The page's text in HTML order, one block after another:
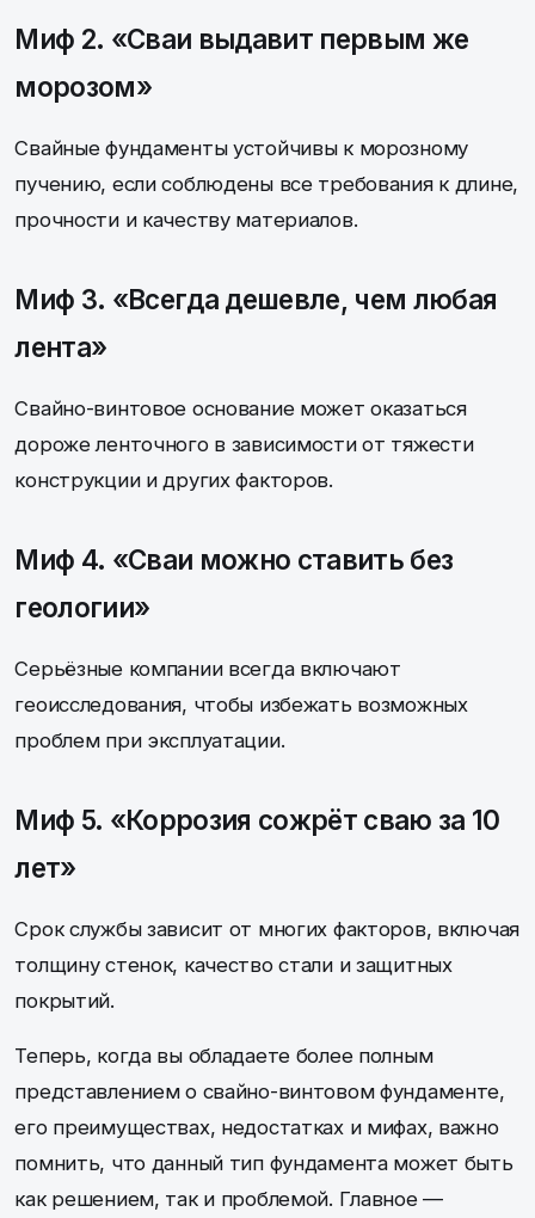
Миф 2. «Сваи выдавит первым же
морозом»
Свайные фундаменты устойчивы к морозному
пучению, если соблюдены все требования к длине,
прочности и качеству материалов.
Миф 3. «Всегда дешевле, чем любая
лента»
Свайно-винтовое основание может оказаться
дороже ленточного в зависимости от тяжести
конструкции и других факторов.
Миф 4. «Сваи можно ставить без
геологии»
Серьёзные компании всегда включают
геоисследования, чтобы избежать возможных
проблем при эксплуатации.
Миф 5. «Коррозия сожрёт сваю за 10
лет»
Срок службы зависит от многих факторов, включая
толщину стенок, качество стали и защитных
покрытий.
Теперь, когда вы обладаете более полным
представлением о свайно-винтовом фундаменте,
его преимуществах, недостатках и мифах, важно
помнить, что данный тип фундамента может быть
как решением, так и проблемой. Главное —